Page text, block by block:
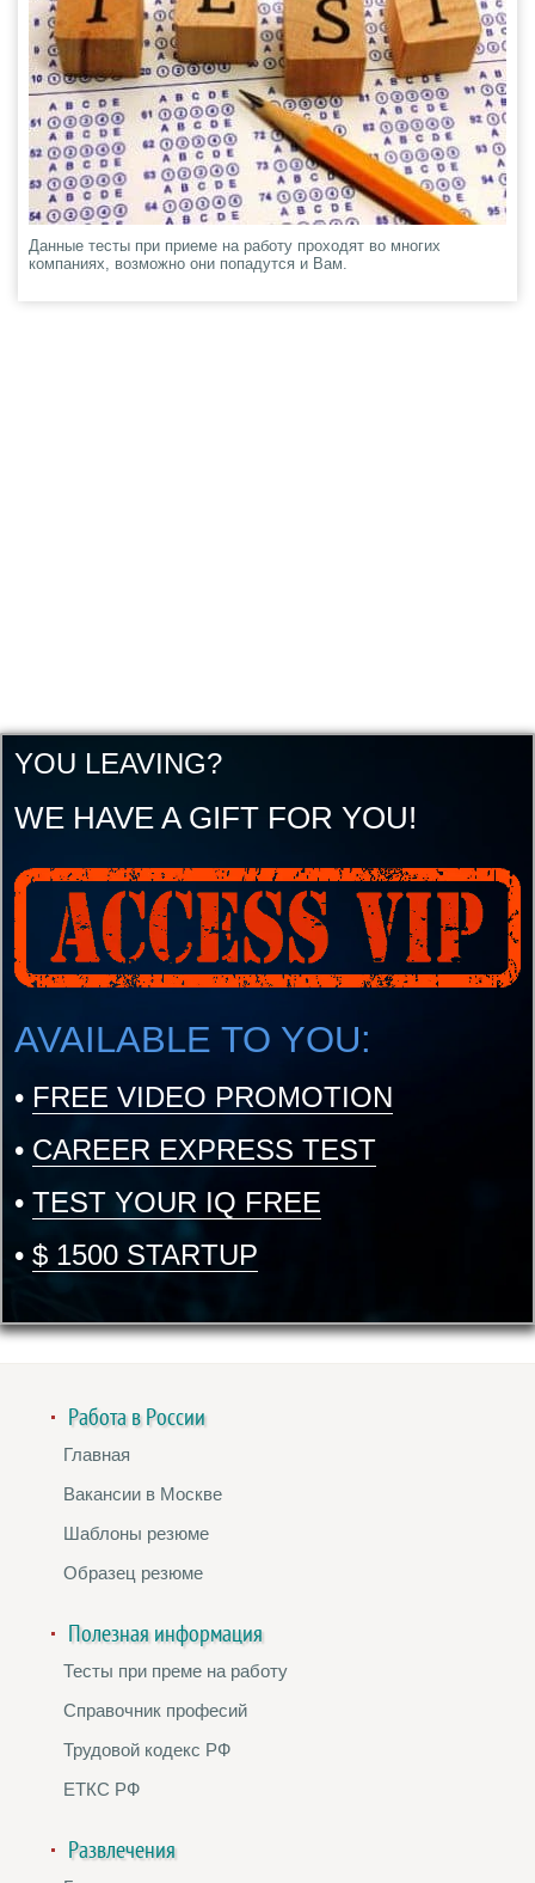
Данные тесты при приеме на работу проходят во многих
компаниях, возможно они попадутся и Вам.
YOU LEAVING?
WE HAVE A GIFT FOR YOU!
AVAILABLE TO YOU:
• FREE VIDEO PROMOTION
• CAREER EXPRESS TEST
• TEST YOUR IQ FREE
• $ 1500 STARTUP
Работа в России
Главная
Вакансии в Москве
Шаблоны резюме
Образец резюме
Полезная информация
Тесты при преме на работу
Справочник професий
Трудовой кодекс РФ
ЕТКС РФ
Развлечения